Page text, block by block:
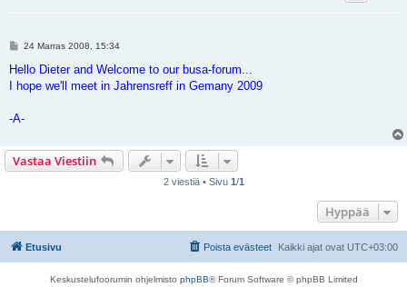
V
e
t
24 Marras 2008, 15:34
Hello Dieter and Welcome to our busa-forum...
I hope we'll meet in Jahrensreff in Gemany 2009
-A-
Vastaa Viestiin
2 viestiä • Sivu 1/1
Hyppää
Etusivu Kaikki ajat ovat UTC+03:00
Poista evästeet
Keskustelufoorumin ohjelmisto phpBB® Forum Software © phpBB Limited